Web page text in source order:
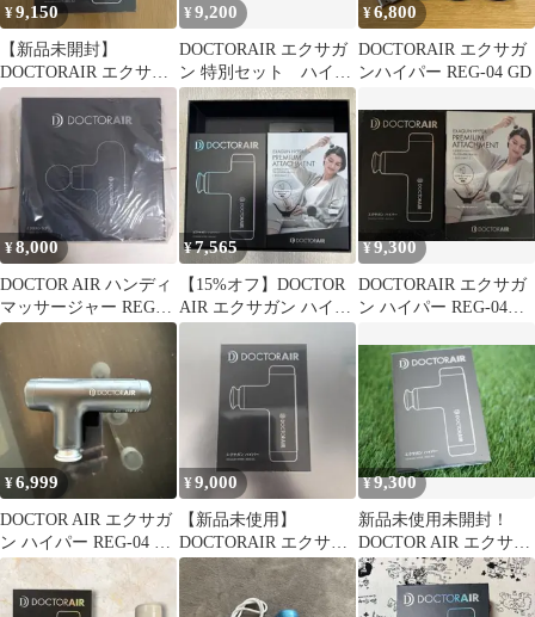
¥9,150
【新品未開封】
DOCTORAIR エクサガ
ンハイパー REG-04 WH
ホワイト
¥9,200
DOCTORAIR エクサガ
ン 特別セット ハイパ
ー 本体 グレイッシュピ
ンク
¥6,800
DOCTORAIR エクサガ
ンハイパー REG-04 GD
¥8,000
DOCTOR AIR ハンディ
マッサージャー REG-
09×2台
¥7,565
【15%オフ】DOCTOR
AIR エクサガン ハイパ
ー REG-04
¥9,300
DOCTORAIR エクサガ
ン ハイパー REG-04プ
¥6,999
DOCTOR AIR エクサガ
ン ハイパー REG-04 マ
ッサージ 黒
¥9,000
【新品未使用】
DOCTORAIR エクサガ
ン ハイパー REG-04 本
¥9,300
新品未使用未開封！
DOCTOR AIR エクサガ
ン ハイパー ブルー